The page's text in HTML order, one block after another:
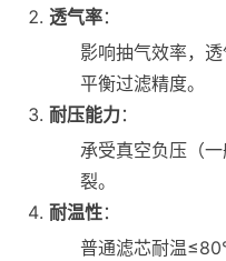
透气率：
影响抽气效率，
平衡过滤精度。
耐压能力：
承受真空负压（
裂。
耐温性：
普通滤芯耐温